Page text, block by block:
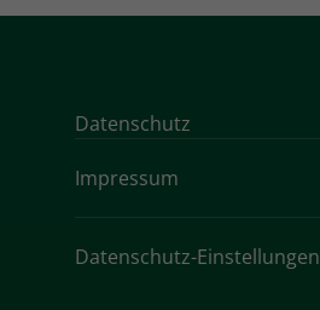
Datenschutz
Impressum
Datenschutz-Einstellungen